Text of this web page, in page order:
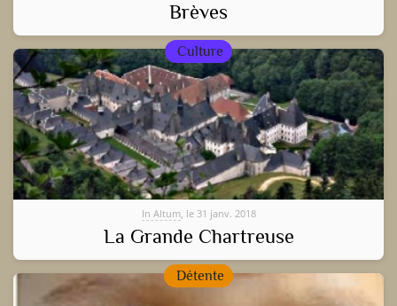
Brèves
Culture
In Altum, le 31 janv. 2018
La Grande Chartreuse
Détente